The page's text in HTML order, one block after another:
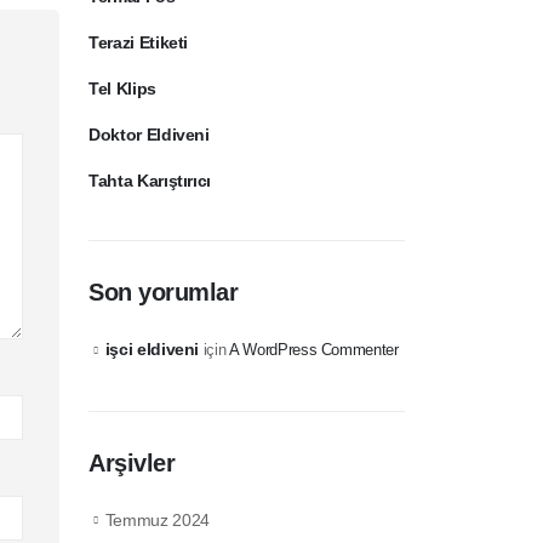
Terazi Etiketi
Tel Klips
Doktor Eldiveni
Tahta Karıştırıcı
Son yorumlar
işci eldiveni içinA WordPress Commenter
Arşivler
Temmuz 2024